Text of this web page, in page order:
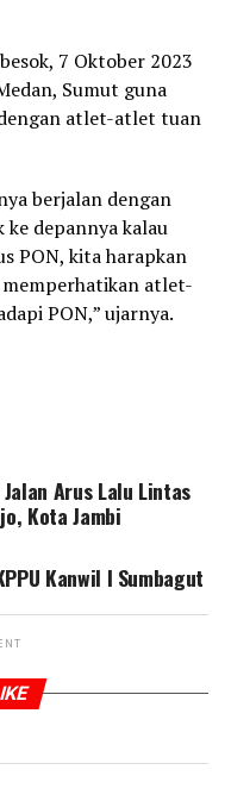
7 Oktober 2023
Sumut guna
atlet-atlet tuan
berjalan dengan
ke depannya kalau
PON, kita harapkan
atlet-
PON,” ujarnya.
Arus Lalu Lintas
Kota Jambi
Kanwil I Sumbagut